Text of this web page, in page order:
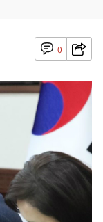
0